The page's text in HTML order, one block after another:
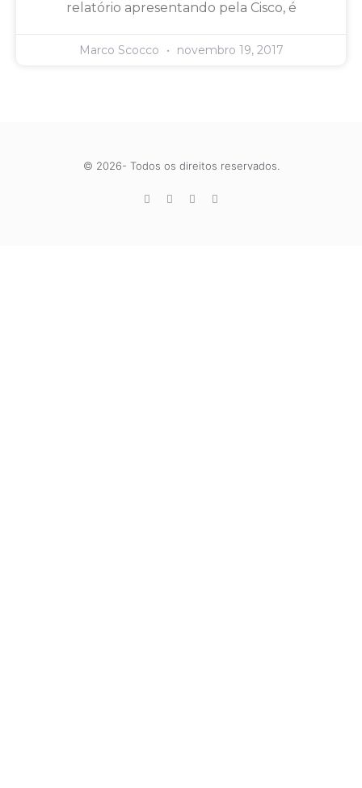
relatório apresentando pela Cisco, é
Marco Scocco novembro 19, 2017
© 2026- Todos os direitos reservados.